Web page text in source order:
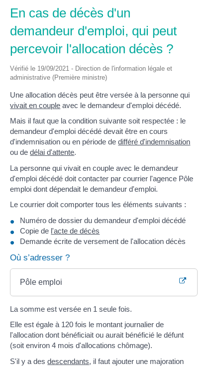
En cas de décès d'un
demandeur d'emploi, qui peut
percevoir l'allocation décès ?
Vérifié le 19/09/2021 - Direction de l'information légale et
administrative (Première ministre)
Une allocation décès peut être versée à la personne qui
vivait en couple avec le demandeur d'emploi décédé.
Mais il faut que la condition suivante soit respectée : le
demandeur d'emploi décédé devait être en cours
d'indemnisation ou en période dedifféré d'indemnisation
ou dedélai d'attente.
La personne qui vivait en couple avec le demandeur
d'emploi décédé doit contacter par courrier l'agence Pôle
emploi dont dépendait le demandeur d'emploi.
Le courrier doit comporter tous les éléments suivants :
Numéro de dossier du demandeur d'emploi décédé
Copie de l'acte de décès
Demande écrite de versement de l'allocation décès
Où s’adresser ?
Pôle emploi
La somme est versée en 1 seule fois.
Elle est égale à 120 fois le montant journalier de
l'allocation dont bénéficiait ou aurait bénéficié le défunt
(soit environ 4 mois d'allocations chômage).
S'il y a desdescendants, il faut ajouter une majoration